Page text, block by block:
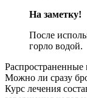
На заметку!
После
горло водой.
Распространенные
Можно ли сразу
Курс лечения